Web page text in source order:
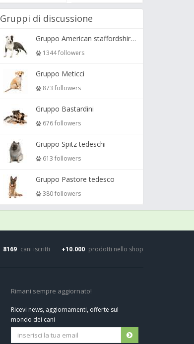
Gruppi di discussione
Gruppo American staffordshire terrier ( amstaff, amastaff )
1344 followers
Gruppo Meticci
873 followers
Gruppo Bastardini
676 followers
Gruppo Spitz tedeschi
613 followers
Gruppo Pastore tedesco
380 followers
8169 cani iscritti +10.000 prodotti nello shop
Rimani sempre aggiornato!
Ricevi news, aggiornamenti, offerte sul
mondo dei cani